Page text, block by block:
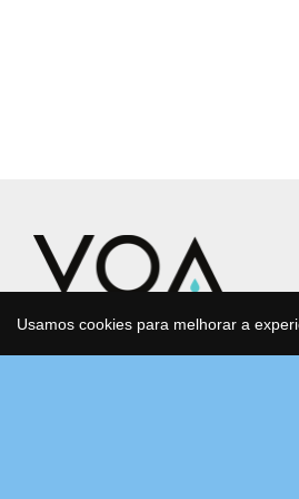
Transforme o gesto de
Usamos cookies para melhorar a